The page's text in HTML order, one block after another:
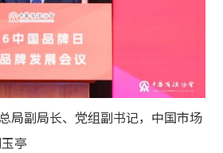
局副局长、党组副书记，中国市场
亭